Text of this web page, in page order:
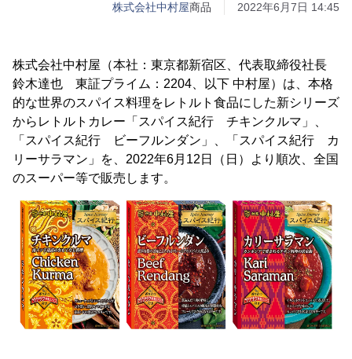
株式会社中村屋商品 2022年6月7日 14:45
株式会社中村屋（本社：東京都新宿区、代表取締役社長
鈴木達也 東証プライム：2204、以下 中村屋）は、本格
的な世界のスパイス料理をレトルト食品にした新シリーズ
からレトルトカレー「スパイス紀行 チキンクルマ」、
「スパイス紀行 ビーフルンダン」、「スパイス紀行 カ
リーサラマン」を、2022年6月12日（日）より順次、全国
のスーパー等で販売します。